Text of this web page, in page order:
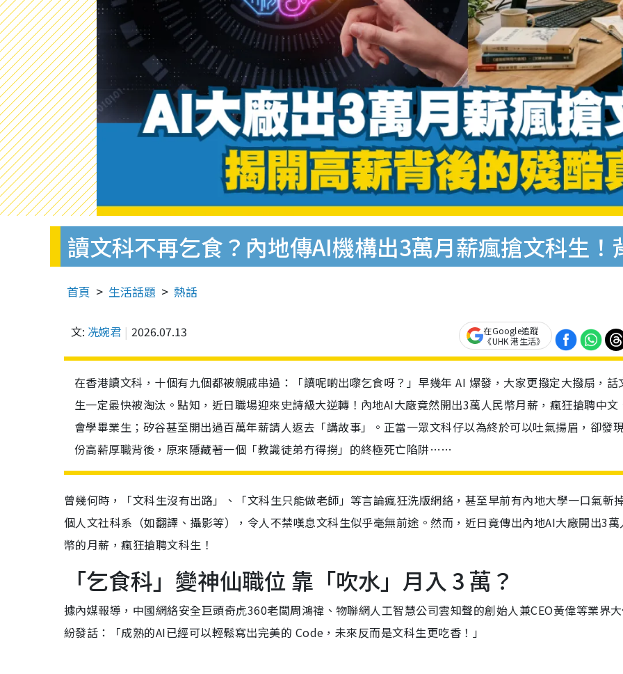
讀文科不再乞食？內地傳AI機構出3萬月薪瘋搶文科生
首頁 生活話題 熱話
文: 冼婉君 2026.07.13
在Google追蹤
《UHK 港生活》
在香港讀文科，十個有九個都被親戚串過：「讀呢啲出嚟乞食呀？」早幾年 AI 爆發，大家更撥定大撥扇，話
生一定最快被淘汰。點知，近日職場迎來史詩級大逆轉！內地AI大廠竟然開出3萬人民幣月薪，瘋狂搶聘中文
會學畢業生；矽谷甚至開出過百萬年薪請人返去「講故事」。正當一眾文科仔以為終於可以吐氣揚眉，卻發
份高薪厚職背後，原來隱藏著一個「教識徒弟冇得撈」的終極死亡陷阱……
曾幾何時，「文科生沒有出路」、「文科生只能做老師」等言論瘋狂洗版網絡，甚至早前有內地大學一口氣斬
個人文社科系（如翻譯、攝影等），令人不禁嘆息文科生似乎毫無前途。然而，近日竟傳出內地AI大廠開出3萬
幣的月薪，瘋狂搶聘文科生！
「乞食科」變神仙職位 靠「吹水」月入 3 萬？
據內媒報導，中國網絡安全巨頭奇虎360老闆周鴻禕、物聯網人工智慧公司雲知聲的創始人兼CEO黃偉等業界
紛發話：「成熟的AI已經可以輕鬆寫出完美的 Code，未來反而是文科生更吃香！」